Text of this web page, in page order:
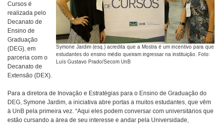
Symone Jardim (esq.) acredita que a Mostra é um incentivo para que
estudantes do ensino médio queiram ingressar na instituição. Foto:
Luís Gustavo Prado/Secom UnB
Cursos é
realizada pelo
Decanato de
Ensino de
Graduação
(DEG), em
parceria com o
Decanato de
Extensão (DEX).
Para a diretora de Inovação e Estratégias para o Ensino de Graduação do
DEG, Symone Jardim, a iniciativa abre portas a muitos estudantes, que vêm
à UnB pela primeira vez. “Aqui eles podem conversar com universitários que
estão cursando a área de seu interesse e andar pela Universidade,